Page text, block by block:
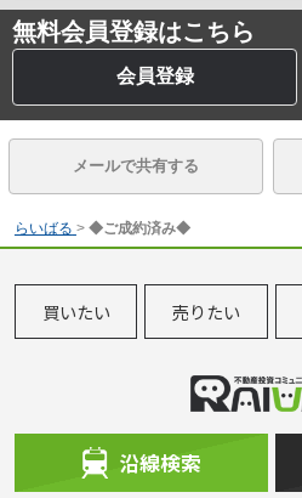
無料会員登録はこちら
会員登録
メールで共有する
らいばる > ◆ご成約済み◆
買いたい 売りたい
沿線検索